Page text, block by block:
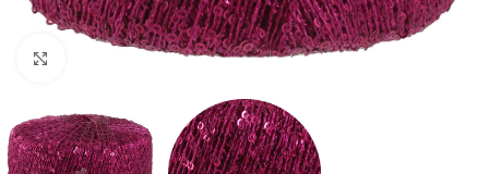
Klik om te vergroten